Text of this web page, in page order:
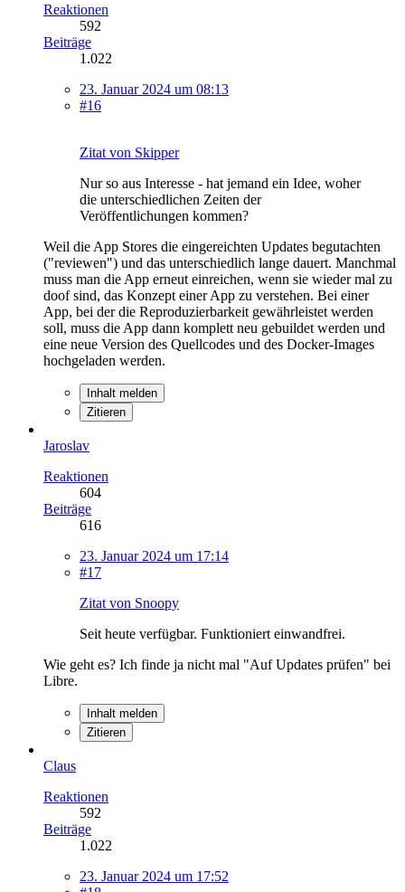
Reaktionen
592
Beiträge
1.022
23. Januar 2024 um 08:13
#16
Zitat von Skipper
Nur so aus Interesse - hat jemand ein Idee, woher
die unterschiedlichen Zeiten der
Veröffentlichungen kommen?
Weil die App Stores die eingereichten Updates begutachten
("reviewen") und das unterschiedlich lange dauert. Manchmal
muss man die App erneut einreichen, wenn sie wieder mal zu
doof sind, das Konzept einer App zu verstehen. Bei einer
App, bei der die Reproduzierbarkeit gewährleistet werden
soll, muss die App dann komplett neu gebuildet werden und
eine neue Version des Quellcodes und des Docker-Images
hochgeladen werden.
Inhalt melden
Zitieren
Jaroslav
Reaktionen
604
Beiträge
616
23. Januar 2024 um 17:14
#17
Zitat von Snoopy
Seit heute verfügbar. Funktioniert einwandfrei.
Wie geht es? Ich finde ja nicht mal "Auf Updates prüfen" bei
Libre.
Inhalt melden
Zitieren
Claus
Reaktionen
592
Beiträge
1.022
23. Januar 2024 um 17:52